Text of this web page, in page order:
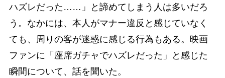
ハズレだった……」と諦めてしまう人は多いだろ
う。なかには、本人がマナー違反と感じていなく
ても、周りの客が迷惑に感じる行為もある。映画
ファンに「座席ガチャでハズレだった」と感じた
瞬間について、話を聞いた。